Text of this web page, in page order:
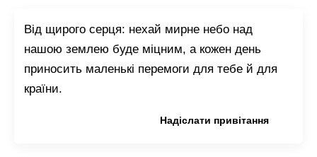
Від щирого серця: нехай мирне небо над
нашою землею буде міцним, а кожен день
приносить маленькі перемоги для тебе й для
країни.
Надіслати привітання